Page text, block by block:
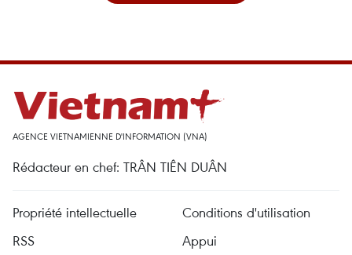
AGENCE VIETNAMIENNE D'INFORMATION (VNA)
Rédacteur en chef: TRÂN TIÊN DUÂN
Propriété intellectuelle
Conditions d'utilisation
RSS
Appui